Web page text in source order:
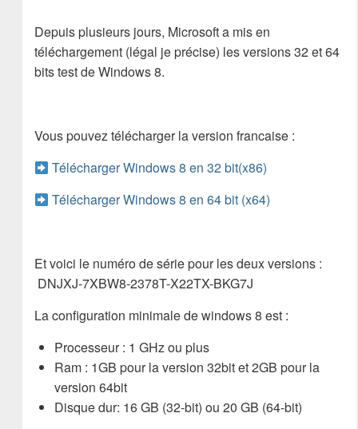
Depuis plusieurs jours, Microsoft a mis en
téléchargement (légal je précise) les versions 32 et 64
bits test de Windows 8.
Vous pouvez télécharger la version francaise :
Télécharger Windows 8 en 32 bit(x86)
Télécharger Windows 8 en 64 bit (x64)
Et voici le numéro de série pour les deux versions :
DNJXJ-7XBW8-2378T-X22TX-BKG7J
La configuration minimale de windows 8 est :
Processeur : 1 GHz ou plus
Ram : 1GB pour la version 32bit et 2GB pour la
version 64bit
Disque dur: 16 GB (32-bit) ou 20 GB (64-bit)